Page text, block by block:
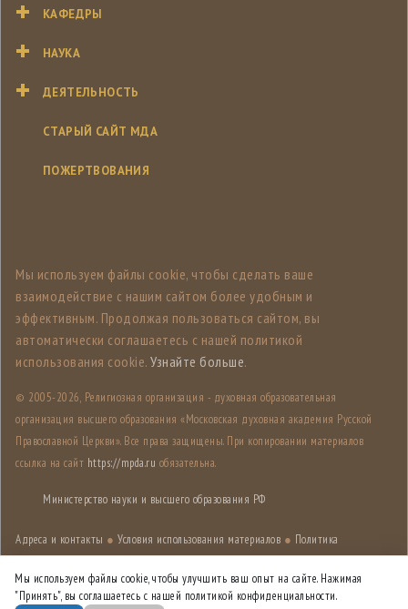
КАФЕДРЫ
НАУКА
ДЕЯТЕЛЬНОСТЬ
СТАРЫЙ САЙТ МДА
ПОЖЕРТВОВАНИЯ
Мы используем файлы cookie, чтобы сделать ваше
взаимодействие с нашим сайтом более удобным и
эффективным. Продолжая пользоваться сайтом, вы
автоматически соглашаетесь с нашей политикой
использования cookie. Узнайте больше.
© 2005-2026, Религиозная организация - духовная образовательная
организация высшего образования «Московская духовная академия Русской
Православной Церкви». Все права защищены. При копировании материалов
ссылка на сайт https://mpda.ru обязательна.
Министерство науки и высшего образования РФ
Адреса и контакты ● Условия использования материалов ● Политика
конфиденциальности●Карта сайта
Дизайн разработанЛабораторией дизайна НИУ ВШЭ
Мы используем файлы cookie, чтобы улучшить ваш опыт на сайте. Нажимая
"Принять", вы соглашаетесь с нашей политикой конфиденциальности.